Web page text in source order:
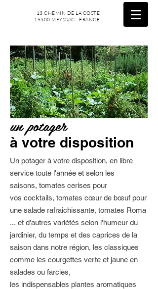
13 CHEMIN DE LA COSTE
19500 MEYSSAC - FRANCE
un potager
à votre disposition
Un potager à votre disposition, en libre
service toute l'année et selon les
saisons, tomates cerises pour
vos cocktails, tomates cœur de bœuf pour
une salade rafraichissante, tomates Roma
... et d'autres variétés selon l'humeur du
jardinier, du temps et des caprices de la
saison dans notre région, les classiques
comme les courgettes verte et jaune en
salades ou farcies,
les indispensables plantes aromatiques